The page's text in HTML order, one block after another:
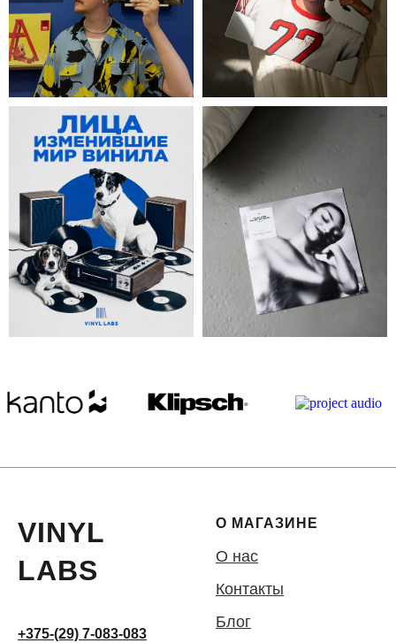
VINYL
LABS
+375-(29) 7-083-083
О МАГАЗИНЕ
О нас
Контакты
Блог